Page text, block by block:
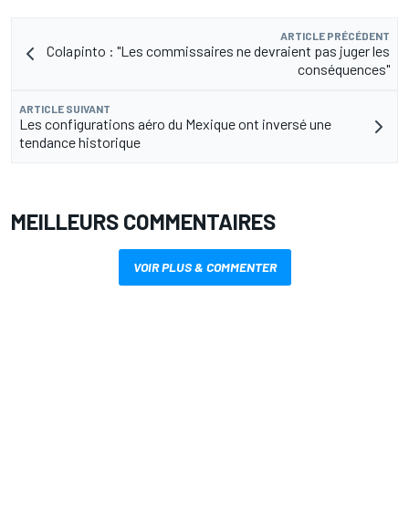
ARTICLE PRÉCÉDENT
Colapinto : "Les commissaires ne devraient pas juger les
conséquences"
ARTICLE SUIVANT
Les configurations aéro du Mexique ont inversé une
tendance historique
MEILLEURS COMMENTAIRES
VOIR PLUS & COMMENTER